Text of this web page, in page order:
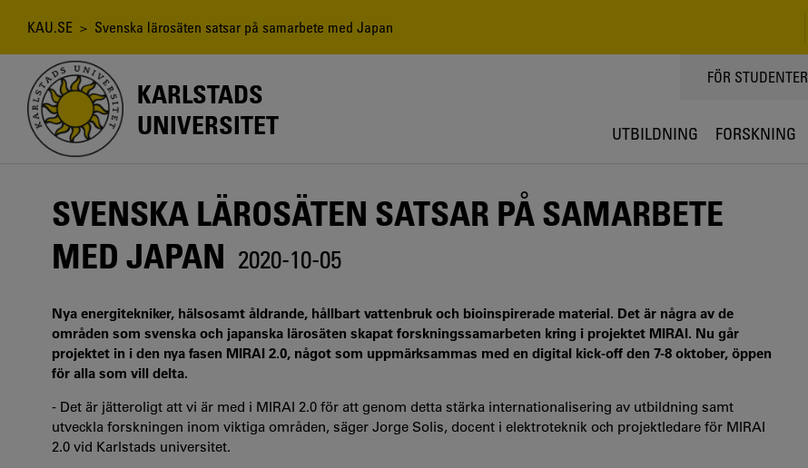
Länkstig
KAU.SE > Svenska lärosäten satsar på samarbete med Japan
KARLSTADS
UNIVERSITET
TOPPMENY
FÖR STUDENTER
UTBILDNING FORSKNING
SVENSKA LÄROSÄTEN SATSAR PÅ SAMARBETE
MED JAPAN 2020-10-05
Nya energitekniker, hälsosamt åldrande, hållbart vattenbruk och bioinspirerade material. Det är några av de
områden som svenska och japanska lärosäten skapat forskningssamarbeten kring i projektet MIRAI. Nu går
projektet in i den nya fasen MIRAI 2.0, något som uppmärksammas med en digital kick-off den 7-8 oktober, öppen
för alla som vill delta.
- Det är jätteroligt att vi är med i MIRAI 2.0 för att genom detta stärka internationalisering av utbildning samt
utveckla forskningen inom viktiga områden, säger Jorge Solis, docent i elektroteknik och projektledare för MIRAI
2.0 vid Karlstads universitet.